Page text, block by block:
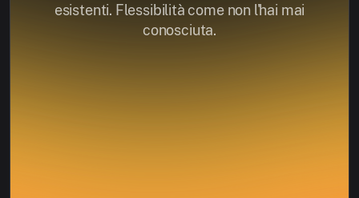
esistenti. Flessibilità come non l'hai mai
conosciuta.